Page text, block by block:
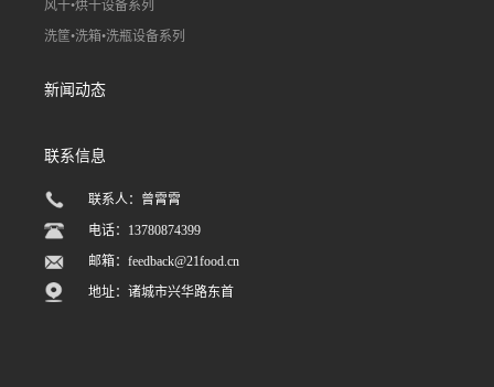
风干•烘干设备系列
洗筐•洗箱•洗瓶设备系列
新闻动态
联系信息
联系人：曾霄霄
电话：13780874399
邮箱：feedback@21food.cn
地址：诸城市兴华路东首